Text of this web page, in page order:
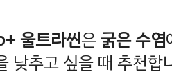
울트라씬은굵은 수염
낮추고 싶을 때 추천합